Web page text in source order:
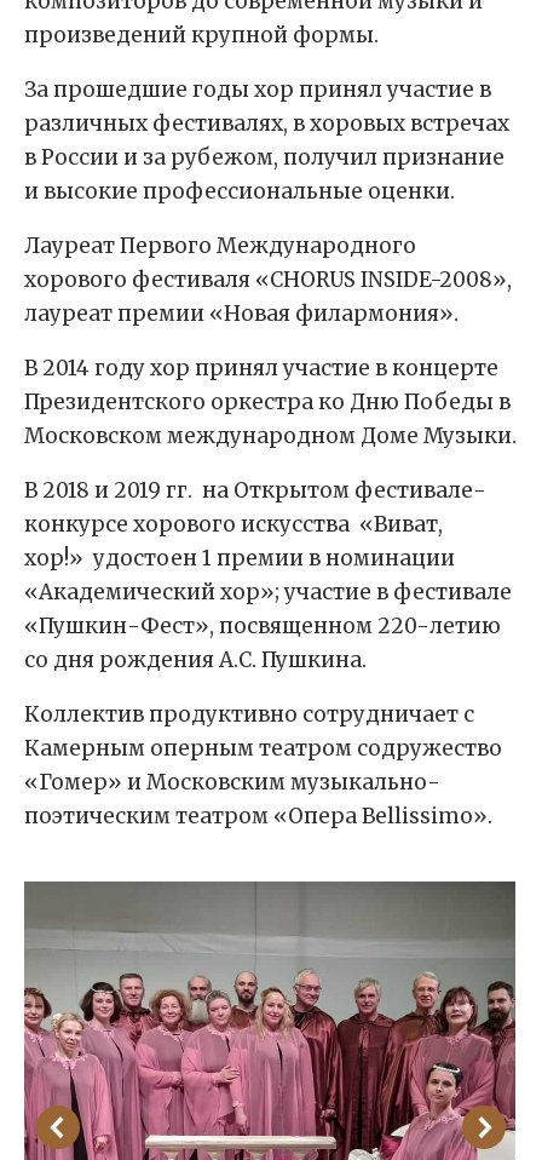
произведений крупной формы.
За прошедшие годы хор принял участие в
различных фестивалях, в хоровых встречах
в России и за рубежом, получил признание
и высокие профессиональные оценки.
Лауреат Первого Международного
хорового фестиваля «CHORUS INSIDE-2008»,
лауреат премии «Новая филармония».
В 2014 году хор принял участие в концерте
Президентского оркестра ко Дню Победы в
Московском международном Доме Музыки.
В 2018 и 2019 гг. на Открытом фестивале-
конкурсе хорового искусства «Виват,
хор!» удостоен 1 премии в номинации
«Академический хор»; участие в фестивале
«Пушкин-Фест», посвященном 220-летию
со дня рождения А.С. Пушкина.
Коллектив продуктивно сотрудничает с
Камерным оперным театром содружество
«Гомер» и Московским музыкально-
поэтическим театром «Опера Bellissimo».